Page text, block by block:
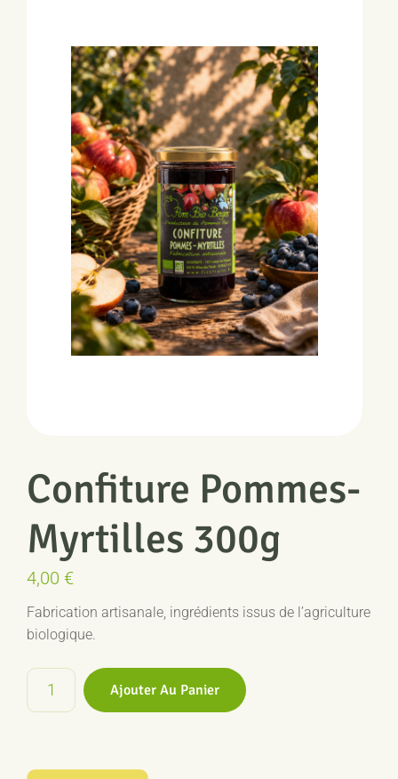
Confiture Pommes-
Myrtilles 300g
4,00 €
Fabrication artisanale, ingrédients issus de l’agriculture
biologique.
quantité
Myrtilles
Ajouter Au Panier